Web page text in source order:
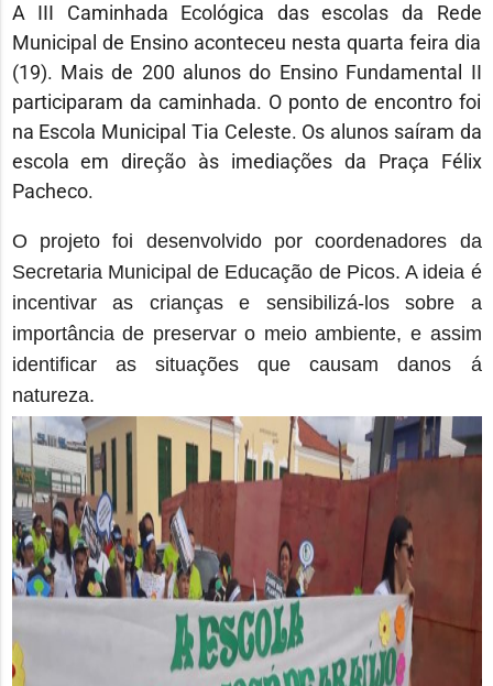
A III Caminhada Ecológica das escolas da Rede
Municipal de Ensino aconteceu nesta quarta feira dia
(19). Mais de 200 alunos do Ensino Fundamental II
participaram da caminhada. O ponto de encontro foi
na Escola Municipal Tia Celeste. Os alunos saíram da
escola em direção às imediações da Praça Félix
Pacheco.
O projeto foi desenvolvido por coordenadores da
Secretaria Municipal de Educação de Picos. A ideia é
incentivar as crianças e sensibilizá-los sobre a
importância de preservar o meio ambiente, e assim
identificar as situações que causam danos á
natureza.